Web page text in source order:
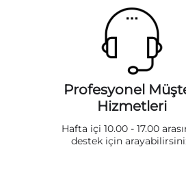
Profesyonel
Hizmetleri
Hafta içi 10.00 - 17.00
destek için